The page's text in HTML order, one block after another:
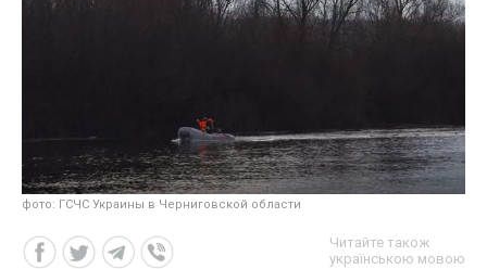
фото: ГСЧС Украины в Черниговской области
Читайте також
українською мовою